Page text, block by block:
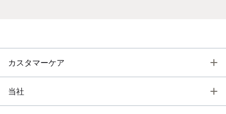
カスタマーケア
当社